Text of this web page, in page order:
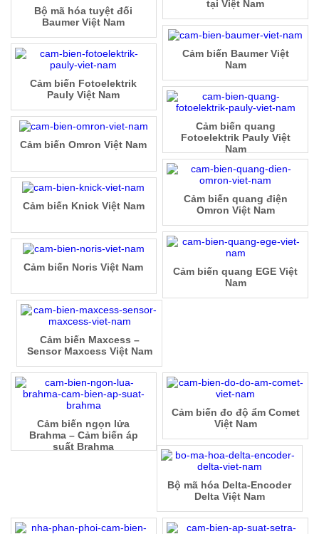
tại Việt Nam
Bộ mã hóa tuyệt đối
Baumer Việt Nam
Cảm biến Baumer Việt
Nam
Cảm biến Fotoelektrik
Pauly Việt Nam
Cảm biến quang
Fotoelektrik Pauly Việt
Nam
Cảm biến Omron Việt Nam
Cảm biến quang điện
Omron Việt Nam
Cảm biến Knick Việt Nam
Cảm biến quang EGE Việt
Nam
Cảm biến Noris Việt Nam
Cảm biến Maxcess –
Sensor Maxcess Việt Nam
Cảm biến ngọn lửa
Brahma – Cảm biến áp
suất Brahma
Cảm biến đo độ ẩm Comet
Việt Nam
Bộ mã hóa Delta-Encoder
Delta Việt Nam